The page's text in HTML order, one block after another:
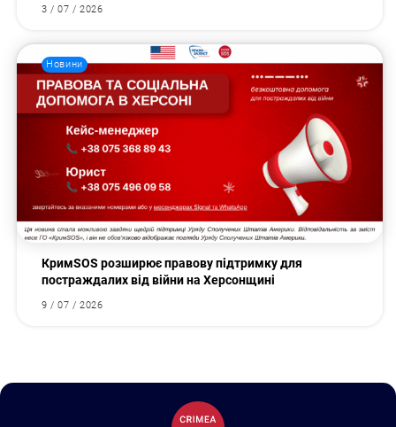
3 / 07 / 2026
Новини
КримSOS розширює правову підтримку для
постраждалих від війни на Херсонщині
9 / 07 / 2026